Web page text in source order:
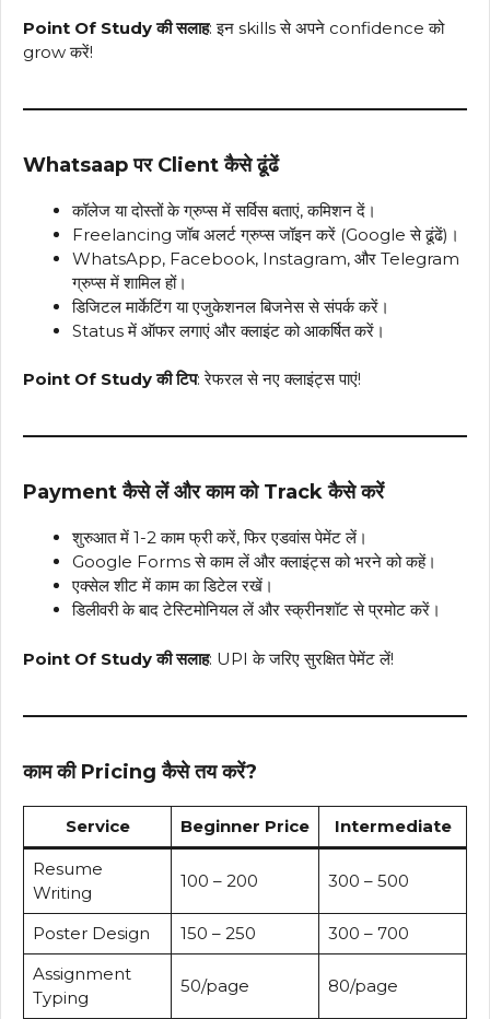
Point Of Study की सलाह: इन skills से अपने confidence को
grow करें!
Whatsaap पर Client कैसे ढूंढें
कॉलेज या दोस्तों के ग्रुप्स में सर्विस बताएं, कमिशन दें।
Freelancing जॉब अलर्ट ग्रुप्स जॉइन करें (Google से ढूंढें)।
WhatsApp, Facebook, Instagram, और Telegram
ग्रुप्स में शामिल हों।
डिजिटल मार्केटिंग या एजुकेशनल बिजनेस से संपर्क करें।
Status में ऑफर लगाएं और क्लाइंट को आकर्षित करें।
Point Of Study की टिप: रेफरल से नए क्लाइंट्स पाएं!
Payment कैसे लें और काम को Track कैसे करें
शुरुआत में 1-2 काम फ्री करें, फिर एडवांस पेमेंट लें।
Google Forms से काम लें और क्लाइंट्स को भरने को कहें।
एक्सेल शीट में काम का डिटेल रखें।
डिलीवरी के बाद टेस्टिमोनियल लें और स्क्रीनशॉट से प्रमोट करें।
Point Of Study की सलाह: UPI के जरिए सुरक्षित पेमेंट लें!
काम की Pricing कैसे तय करें?
Service Beginner Price Intermediate
Resume
Writing
₹100 – ₹200 ₹300 – ₹500
Poster Design ₹150 – ₹250
₹300 – ₹700
Assignment
Typing
₹50/page ₹80/page